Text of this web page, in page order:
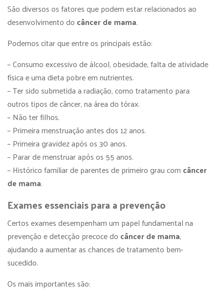
São diversos os fatores que podem estar relacionados ao
desenvolvimento do câncer de mama.
Podemos citar que entre os principais estão:
– Consumo excessivo de álcool, obesidade, falta de atividade
física e uma dieta pobre em nutrientes.
– Ter sido submetida a radiação, como tratamento para
outros tipos de câncer, na área do tórax.
– Não ter filhos.
– Primeira menstruação antes dos 12 anos.
– Primeira gravidez após os 30 anos.
– Parar de menstruar após os 55 anos.
– Histórico familiar de parentes de primeiro grau com câncer
de mama.
Exames essenciais para a prevenção
Certos exames desempenham um papel fundamental na
prevenção e detecção precoce do câncer de mama,
ajudando a aumentar as chances de tratamento bem-
sucedido.
Os mais importantes são: